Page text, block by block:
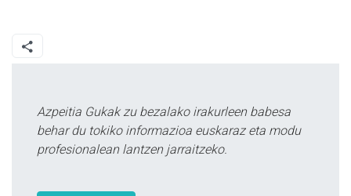
Azpeitia Gukak zu bezalako irakurleen babesa
behar du tokiko informazioa euskaraz eta modu
profesionalean lantzen jarraitzeko.